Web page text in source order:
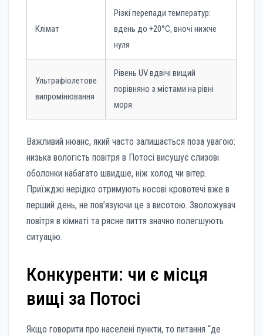
Клімат
Різкі перепади температур:
вдень до +20°C, вночі нижче
нуля
Ультрафіолетове
випромінювання
Рівень UV вдвічі вищий
порівняно з містами на рівні
моря
Важливий нюанс, який часто залишається поза увагою:
низька вологість повітря в Потосі висушує слизові
оболонки набагато швидше, ніж холод чи вітер.
Приїжджі нерідко отримують носові кровотечі вже в
перший день, не пов’язуючи це з висотою. Зволожувач
повітря в кімнаті та рясне пиття значно полегшують
ситуацію.
Конкуренти: чи є місця
вищі за Потосі
Якщо говорити про населені пункти, то питання “де